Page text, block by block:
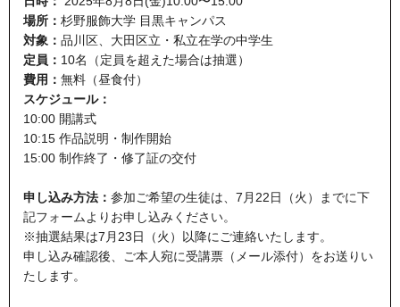
場所： 杉野服飾大学 目黒キャンパス
対象： 品川区、大田区立・私立在学の中学生
定員： 10名（定員を超えた場合は抽選）
費用： 無料（昼食付）
スケジュール：
10:00 開講式
10:15 作品説明・制作開始
15:00 制作終了・修了証の交付
申し込み方法： 参加ご希望の生徒は、7月22日（火）までに下
記フォームよりお申し込みください。
※抽選結果は7月23日（火）以降にご連絡いたします。
申し込み確認後、ご本人宛に受講票（メール添付）をお送りい
たします。